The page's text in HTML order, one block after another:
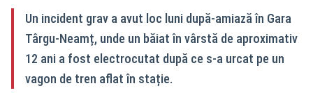
Un incident grav a avut loc luni după-amiază în Gara
Târgu-Neamț, unde un băiat în vârstă de aproximativ
12 ani a fost electrocutat după ce s-a urcat pe un
vagon de tren aflat în stație.